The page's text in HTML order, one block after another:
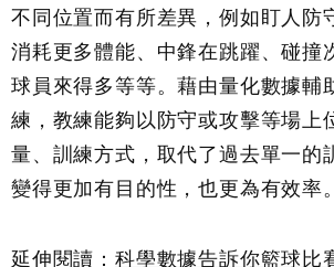
不同位置而有所差異，例如盯人防
消耗更多體能、中鋒在跳躍、碰撞
球員來得多等等。藉由量化數據輔
練，教練能夠以防守或攻擊等場上
量、訓練方式，取代了過去單一的
變得更加有目的性，也更為有效率。
延伸閱讀： 科學數據告訴你籃球比